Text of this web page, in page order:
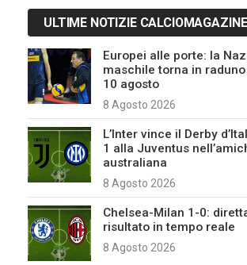
ULTIME NOTIZIE CALCIOMAGAZINE
Europei alle porte: la
maschile torna in raduno
10 agosto
8 Agosto 2026
L’Inter vince il Derby
1 alla Juventus
australiana
8 Agosto 2026
Chelsea-Milan 1-0:
risultato in tempo reale
8 Agosto 2026